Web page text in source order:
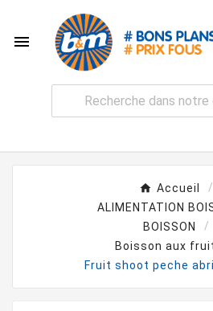

Accueil
ALIMENTATION
BOISSON
Boisson aux
Fruit shoot peche